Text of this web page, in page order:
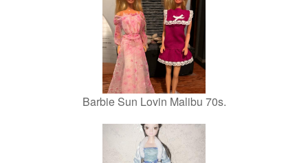
Barbie Sun Lovin Malibu 70s.